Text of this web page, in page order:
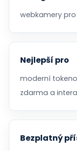
webkamery
Nejlepší pro
moderní
zdarma a
Bezplatný